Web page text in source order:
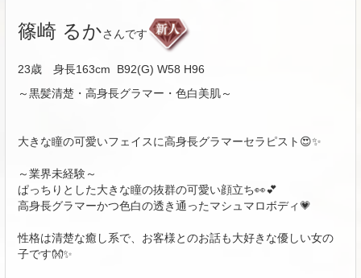
篠崎 るかさんです
23歳 身長163cm B92(G) W58 H96
～黒髪清楚・高身長グラマー・色白美肌～
大きな瞳の可愛いフェイスに高身長グラマーセラピスト 😍✨
～業界未経験～
ぱっちりとした大きな瞳の抜群の可愛い顔立ち👀💕
高身長グラマーかつ色白の透き通ったマシュマロボディ💗
性格は清楚な癒し系で、お客様とのお話も大好きな優しい女の
子です👐✨